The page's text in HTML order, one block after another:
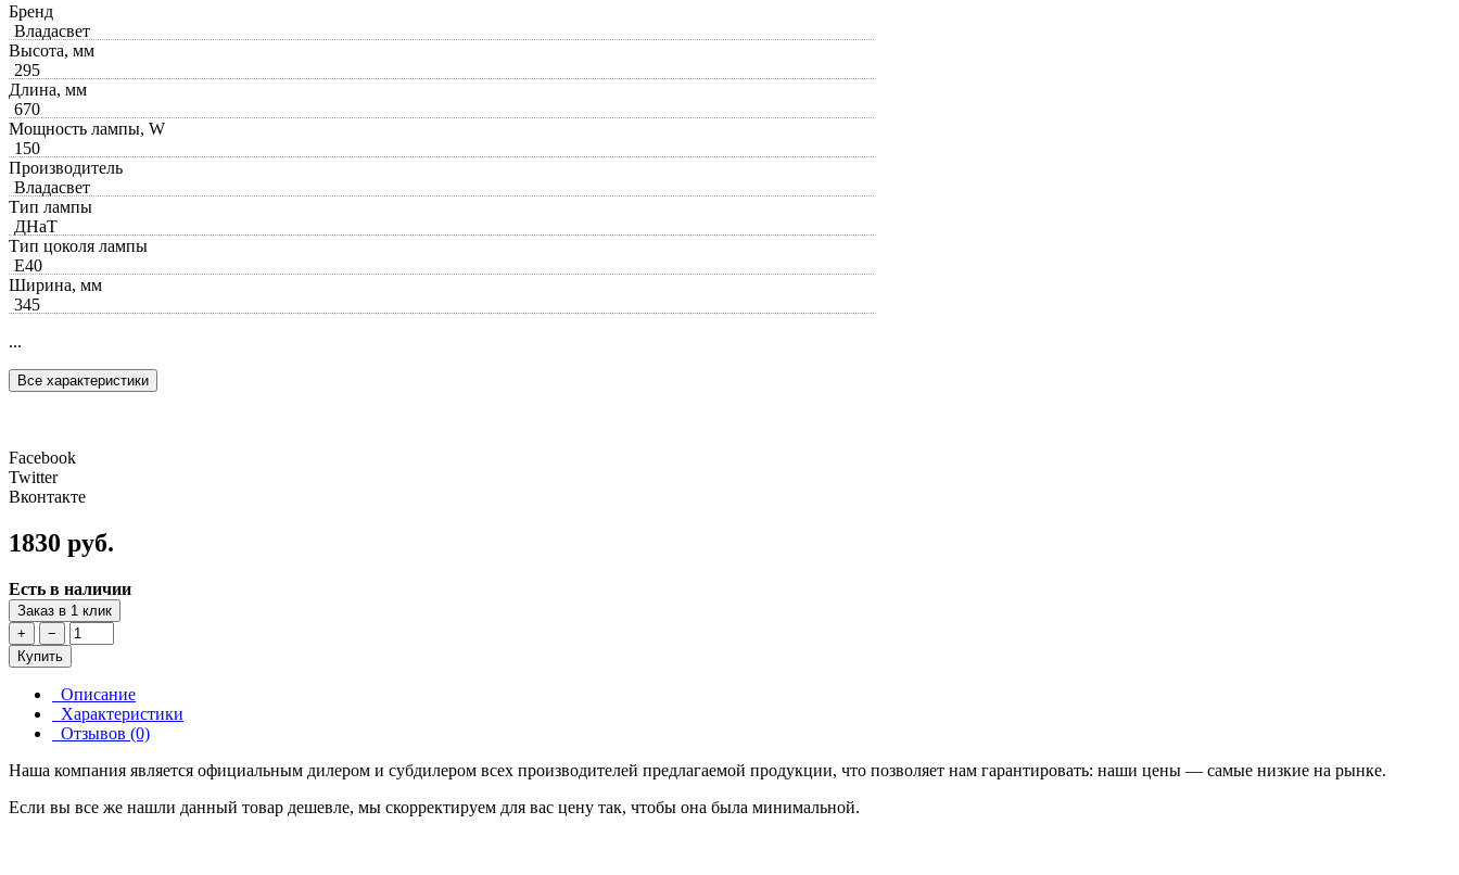
Бренд
Владасвет
Высота, мм
295
Длина, мм
670
Мощность лампы, W
150
Производитель
Владасвет
Тип лампы
ДНаТ
Тип цоколя лампы
Е40
Ширина, мм
345
...
Все характеристики
Facebook
Twitter
Вконтакте
1830 руб.
Есть в наличии
Заказ в 1 клик
+
−
Купить
Описание
Характеристики
Отзывов (0)
Наша компания является официальным дилером и субдилером всех производителей предлагаемой продукции, что позволяет нам гарантировать: наши цены — самые низкие на рынке.
Если вы все же нашли данный товар дешевле, мы скорректируем для вас цену так, чтобы она была минимальной.